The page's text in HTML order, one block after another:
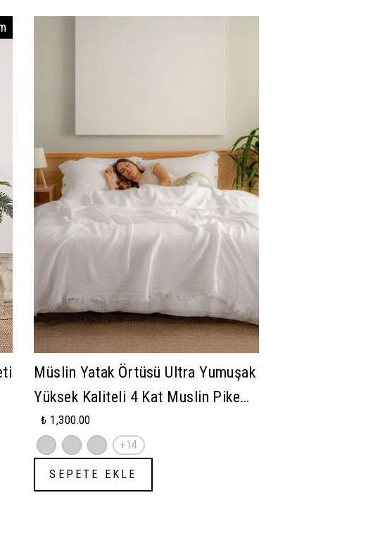
Müslin Yatak Örtüsü Ultra Yumuşak
Yüksek Kaliteli 4 Kat Muslin Pike
(Tek Kişilik (180x240 cm)
₺ 1,300.00
+14
SEPETE EKLE